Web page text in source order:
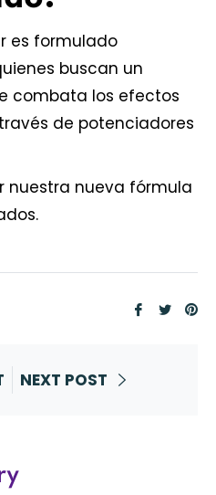
es formulado
buscan un
combata los efectos
de potenciadores
nuestra nueva fórmula
NEXT POST